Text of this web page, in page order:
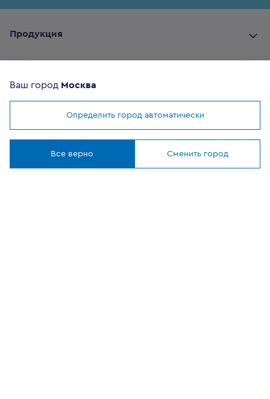
Мы используем cookies
Продукция
Где купить
Ваш город Москва
Определить город автоматически
Все верно Сменить город